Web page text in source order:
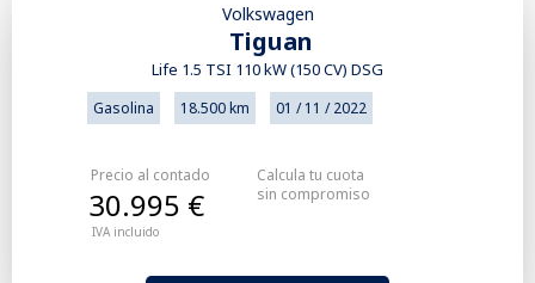
Volkswagen
Tiguan
Life 1.5 TSI 110 kW (150 CV) DSG
Gasolina 18.500 km 01 / 11 / 2022
Precio al contado
IVA incluido
30.995 €
Calcula tu cuota
sin compromiso